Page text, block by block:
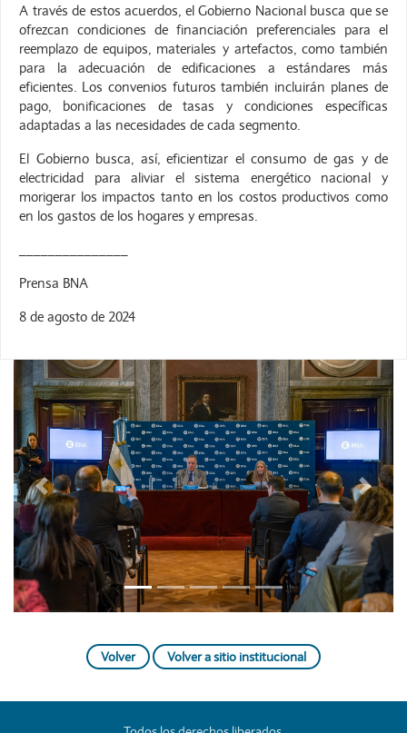
A través de estos acuerdos, el Gobierno Nacional busca que se
ofrezcan condiciones de financiación preferenciales para el
reemplazo de equipos, materiales y artefactos, como también
para la adecuación de edificaciones a estándares más
eficientes. Los convenios futuros también incluirán planes de
pago, bonificaciones de tasas y condiciones específicas
adaptadas a las necesidades de cada segmento.
El Gobierno busca, así, eficientizar el consumo de gas y de
electricidad para aliviar el sistema energético nacional y
morigerar los impactos tanto en los costos productivos como
en los gastos de los hogares y empresas.
Prensa BNA
8 de agosto de 2024
Previous Next
Volver Volver a sitio institucional